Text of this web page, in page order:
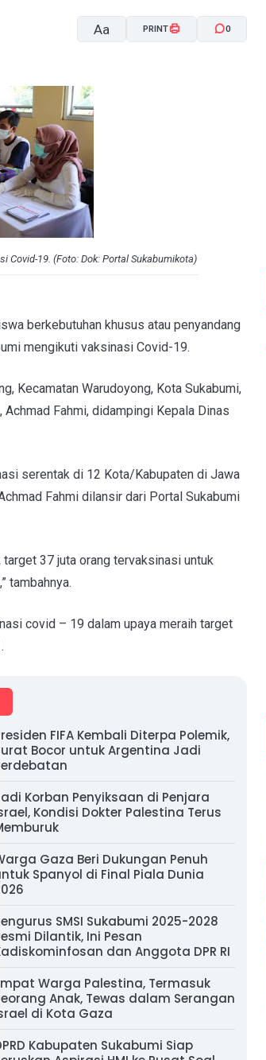
Aa PRINT 0
Covid-19. (Foto: Dok: Portal Sukabumikota)
berkebutuhan khusus atau penyandang
mengikuti vaksinasi Covid-19.
Kecamatan Warudoyong, Kota Sukabumi,
Fahmi, didampingi Kepala Dinas
serentak di 12 Kota/Kabupaten di Jawa
Fahmi dilansir dari Portal Sukabumi
37 juta orang tervaksinasi untuk
tambahnya.
covid – 19 dalam upaya meraih target
FIFA Kembali Diterpa Polemik,
Bocor untuk Argentina Jadi
Korban Penyiksaan di Penjara
Kondisi Dokter Palestina Terus
Gaza Beri Dukungan Penuh
Spanyol di Final Piala Dunia
SMSI Sukabumi 2025-2028
Dilantik, Ini Pesan
dan Anggota DPR RI
Warga Palestina, Termasuk
Anak, Tewas dalam Serangan
di Kota Gaza
Kabupaten Sukabumi Siap